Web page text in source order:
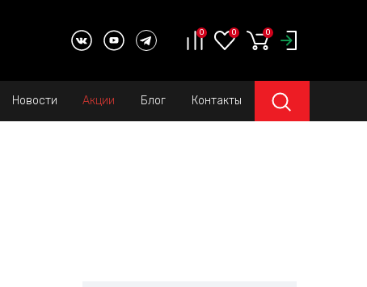
0 0 0
Новости Акции Блог Контакты